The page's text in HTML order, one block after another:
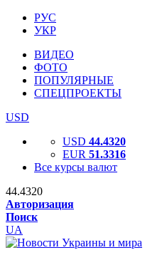
РУС
УКР
ВИДЕО
ФОТО
ПОПУЛЯРНЫЕ
СПЕЦПРОЕКТЫ
USD
USD 44.4320
EUR 51.3316
Все курсы валют
44.4320
Авторизация
Поиск
UA